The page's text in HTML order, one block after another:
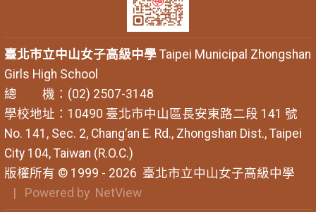
臺北市立中山女子高級中學Taipei Municipal Zhongshan
Girls High School
總 機：(02) 2507-3148
學校地址：10490 臺北市中山區長安東路二段 141 號
No. 141, Sec. 2, Chang’an E. Rd., Zhongshan Dist., Taipei
City 104, Taiwan (R.O.C.)
版權所有 © 1999 - 2026 臺北市立中山女子高級中學
| Powered by NetView